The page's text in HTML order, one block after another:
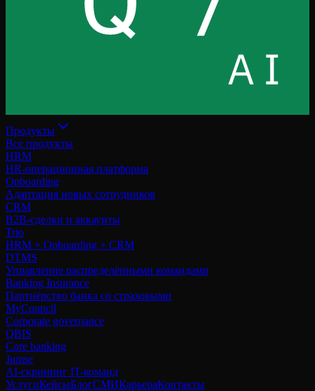
Продукты
Все продукты
HRM
HR-операционная платформа
Onboarding
Адаптация новых сотрудников
CRM
B2B-сделки и аккаунты
Trio
HRM + Onboarding + CRM
DTMS
Управление распределёнными командами
Banking Insurance
Партнёрство банка со страховыми
MyCouncil
Corporate governance
QBIS
Core banking
Jumse
AI-скрининг IT-команд
УслугиКейсыБлогСМИКарьераКонтакты